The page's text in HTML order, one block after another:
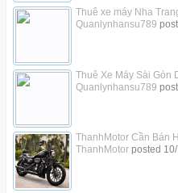
Thuê xe máy Nha
Quanlynhansu789
Thuê Xe Máy Sài Gòn
Quanlynhansu789
ThanhMotor Cần Bán
ThanhMotorposted